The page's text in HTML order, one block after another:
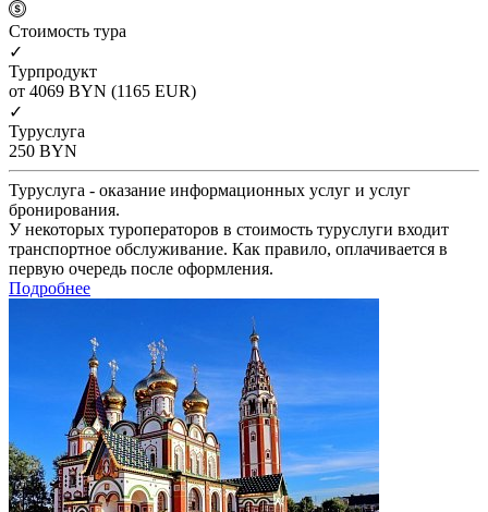
Cтоимость тура
✓
Турпродукт
от 4069 BYN (1165 EUR)
✓
Туруслуга
250 BYN
Туруслуга - оказание информационных услуг и услуг
бронирования.
У некоторых туроператоров в стоимость туруслуги входит
транспортное обслуживание. Как правило, оплачивается в
первую очередь после оформления.
Подробнее